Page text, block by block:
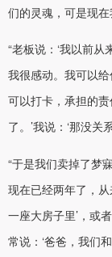
们的灵魂，可是现
“老板说：‘我以前从
我很感动。我可以
可以打卡，承担的
了。’我说：‘那没关
“于是我们卖掉了梦
现在已经两年了，
一座大房子里’，或
常说：‘爸爸，我们